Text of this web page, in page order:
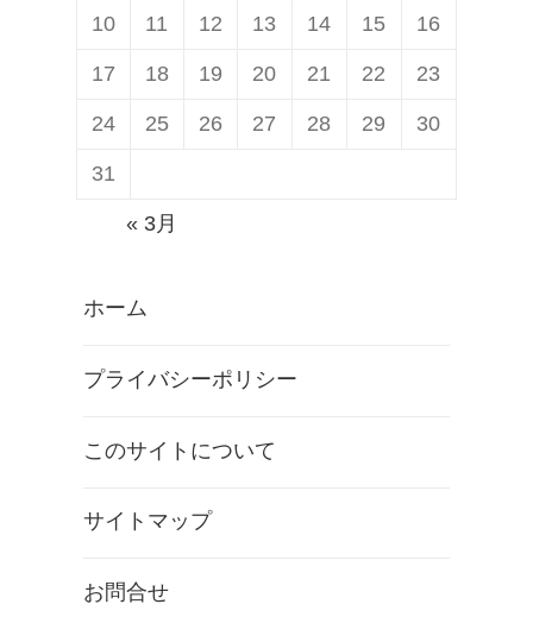
10 11 12 13 14 15 16
17 18 19 20 21 22 23
24 25 26 27 28 29 30
31
« 3月
ホーム
プライバシーポリシー
このサイトについて
サイトマップ
お問合せ